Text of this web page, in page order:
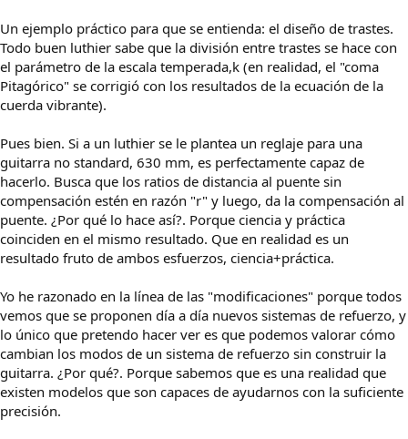
Un ejemplo práctico para que se entienda: el diseño de trastes.
Todo buen luthier sabe que la división entre trastes se hace con
el parámetro de la escala temperada,k (en realidad, el "coma
Pitagórico" se corrigió con los resultados de la ecuación de la
cuerda vibrante).
Pues bien. Si a un luthier se le plantea un reglaje para una
guitarra no standard, 630 mm, es perfectamente capaz de
hacerlo. Busca que los ratios de distancia al puente sin
compensación estén en razón "r" y luego, da la compensación al
puente. ¿Por qué lo hace así?. Porque ciencia y práctica
coinciden en el mismo resultado. Que en realidad es un
resultado fruto de ambos esfuerzos, ciencia+práctica.
Yo he razonado en la línea de las "modificaciones" porque todos
vemos que se proponen día a día nuevos sistemas de refuerzo, y
lo único que pretendo hacer ver es que podemos valorar cómo
cambian los modos de un sistema de refuerzo sin construir la
guitarra. ¿Por qué?. Porque sabemos que es una realidad que
existen modelos que son capaces de ayudarnos con la suficiente
precisión.